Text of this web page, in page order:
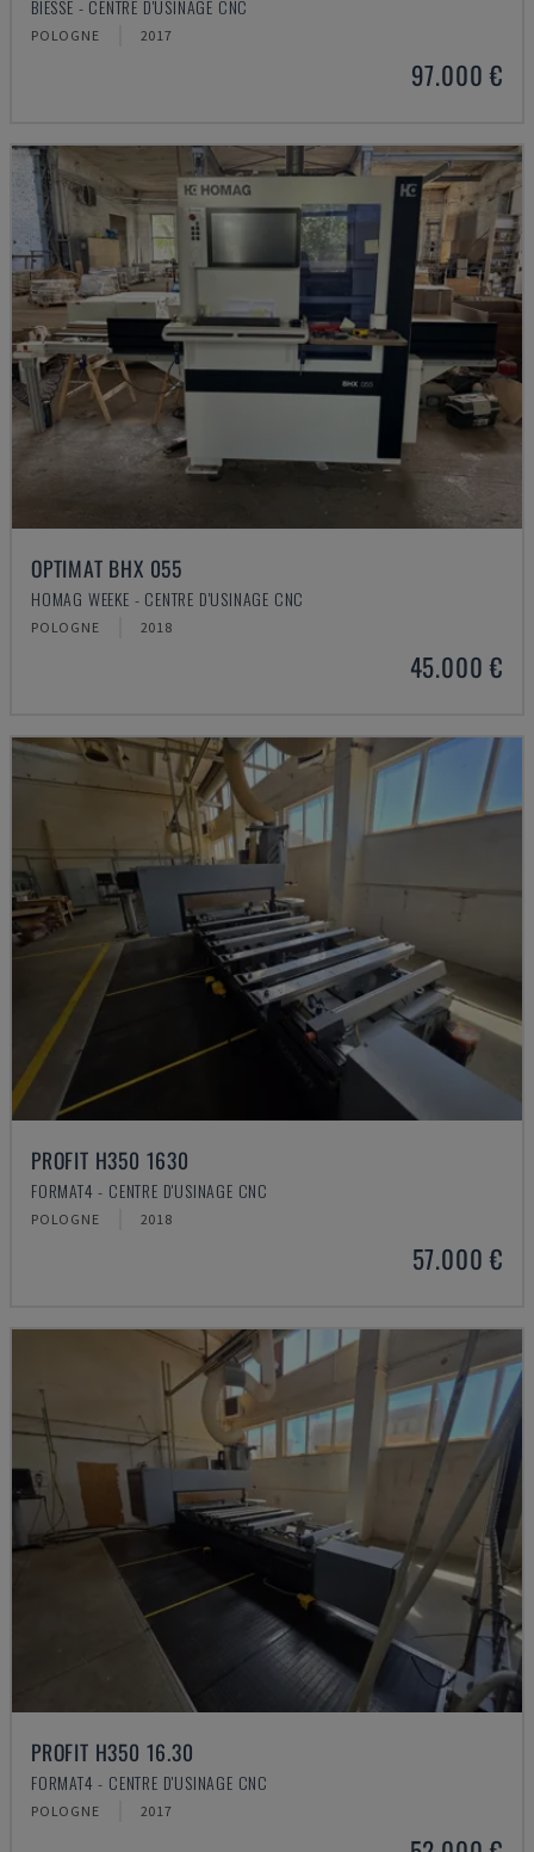
BIESSE - CENTRE D'USINAGE CNC
POLOGNE 2017
97.000 €
OPTIMAT BHX 055
HOMAG WEEKE - CENTRE D'USINAGE CNC
POLOGNE 2018
45.000 €
PROFIT H350 1630
FORMAT4 - CENTRE D'USINAGE CNC
POLOGNE 2018
57.000 €
PROFIT H350 16.30
FORMAT4 - CENTRE D'USINAGE CNC
POLOGNE 2017